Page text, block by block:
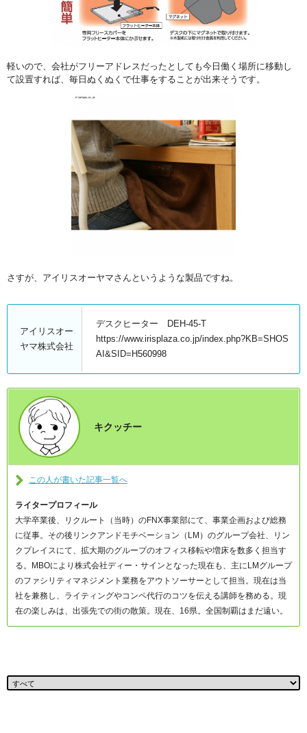
軽いので、会社がフリーアドレスだったとしても今日働く場所に移動し
て設置すれば、毎日ぬくぬくで仕事をすることが出来そうです。
さすが、アイリスオーヤマさんというような製品ですね。
アイリスオー
ヤマ株式会社
デスクヒーター DEH-45-T
https://www.irisplaza.co.jp/index.php?KB=SHOS
AI&SID=H560998
キクッチー
この人が書いた記事一覧へ
ライタープロフィール
大学卒業後、リクルート（当時）のFNX事業部にて、事業企画および総務
に従事。その後リンクアンドモチベーション（LM）のグループ会社、リン
クプレイスにて、拡大期のグループのオフィス移転や増床を数多く担当す
る。MBOにより株式会社ディー・サインとなった現在も、主にLMグループ
のファシリティマネジメント業務をアウトソーサーとして担当。現在は当
社を兼務し、ライティングやコンペ代行のコツを伝える講師を務める。現
在の楽しみは、出張先での街の散策。現在、16県。全国制覇はまだ遠い。